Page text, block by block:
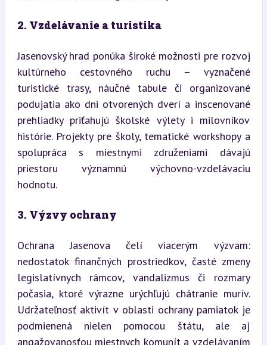
2. Vzdelávanie a turistika
Jasenovský hrad ponúka široké možnosti pre rozvoj
kultúrneho cestovného ruchu – vyznačené
turistické trasy, náučné tabule či organizované
podujatia ako dni otvorených dverí a inscenované
prehliadky priťahujú školské výlety i milovníkov
histórie. Projekty pre školy, tematické workshopy a
spolupráca s miestnymi združeniami dávajú
priestoru významnú výchovno-vzdelávaciu
hodnotu.
3. Výzvy ochrany
Ochrana Jasenova čelí viacerým výzvam:
nedostatok finančných prostriedkov, časté zmeny
legislatívnych rámcov, vandalizmus či rozmary
počasia, ktoré výrazne urýchľujú chátranie murív.
Udržateľnosť aktivít v oblasti ochrany pamiatok je
podmienená nielen pomocou štátu, ale aj
angažovanosťou miestnych komunít a vzdelávaním